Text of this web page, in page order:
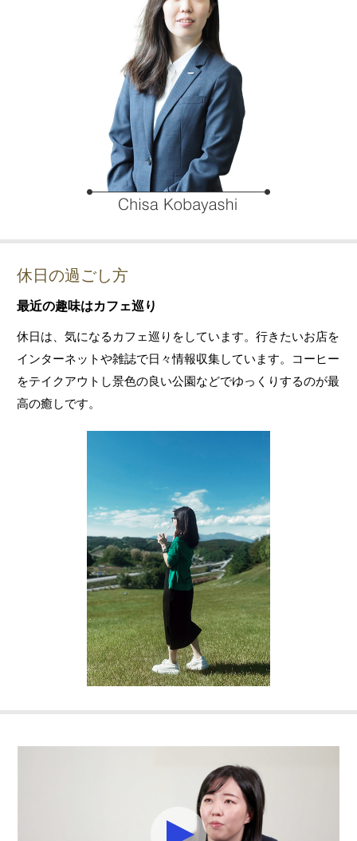
休日の過ごし方
最近の趣味はカフェ巡り
休日は、気になるカフェ巡りをしています。行きたいお店を
インターネットや雑誌で日々情報収集しています。コーヒー
をテイクアウトし景色の良い公園などでゆっくりするのが最
高の癒しです。